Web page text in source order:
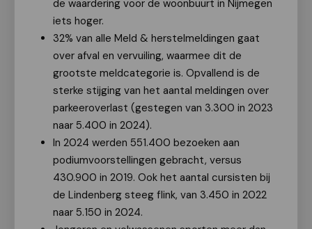
de waardering voor de woonbuurt in Nijmegen
iets hoger.
32% van alle Meld & herstelmeldingen gaat
over afval en vervuiling, waarmee dit de
grootste meldcategorie is. Opvallend is de
sterke stijging van het aantal meldingen over
parkeeroverlast (gestegen van 3.300 in 2023
naar 5.400 in 2024).
In 2024 werden 551.400 bezoeken aan
podiumvoorstellingen gebracht, versus
430.900 in 2019. Ook het aantal cursisten bij
de Lindenberg steeg flink, van 3.450 in 2022
naar 5.150 in 2024.